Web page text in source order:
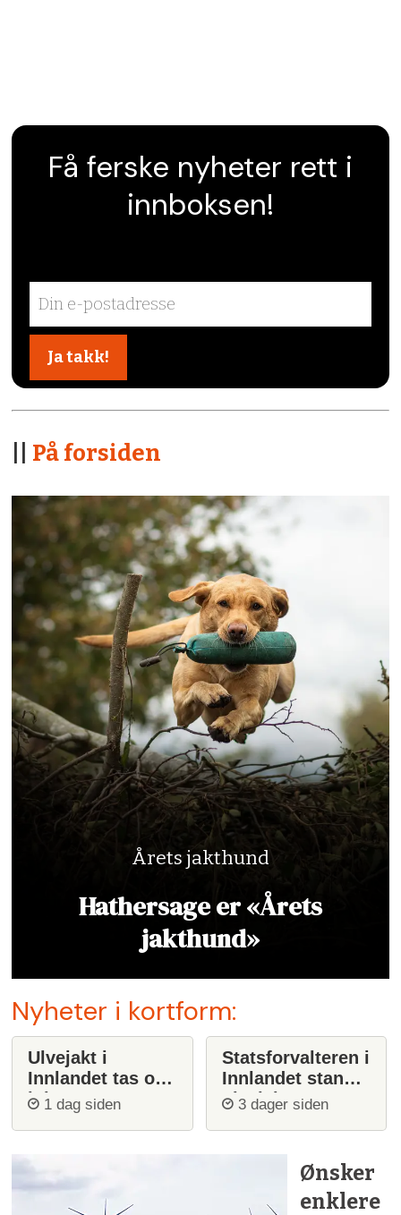
Få ferske nyheter rett i
innboksen!
På forsiden
Årets jakthund
Hathersage er «Årets
jakthund»
Nyheter i kortform:
Ulvejakt i
Innlandet tas opp
igjen
1 dag siden
Statsforvalteren i
Innlandet stanser
ulvejakt
3 dager siden
Ønsker
enklere